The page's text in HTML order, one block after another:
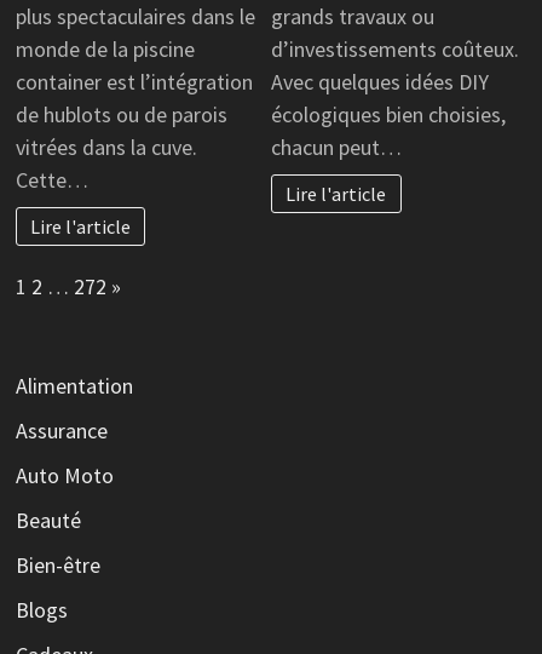
plus spectaculaires dans le
monde de la piscine
container est l’intégration
de hublots ou de parois
vitrées dans la cuve.
Cette…
Lire l'article
grands travaux ou
d’investissements coûteux.
Avec quelques idées DIY
écologiques bien choisies,
chacun peut…
Lire l'article
Page:
1 2 … 272 Next
»
Alimentation
Assurance
Auto Moto
Beauté
Bien-être
Blogs